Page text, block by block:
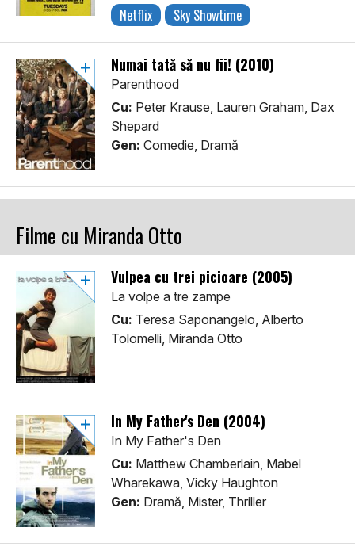
Netflix Sky Showtime
Numai tată să nu fii! (2010)
Parenthood
Cu: Peter Krause, Lauren Graham, Dax
Shepard
Gen: Comedie, Dramă
Filme cu Miranda Otto
Vulpea cu trei picioare (2005)
La volpe a tre zampe
Cu: Teresa Saponangelo, Alberto
Tolomelli, Miranda Otto
In My Father's Den (2004)
In My Father's Den
Cu: Matthew Chamberlain, Mabel
Wharekawa, Vicky Haughton
Gen: Dramă, Mister, Thriller